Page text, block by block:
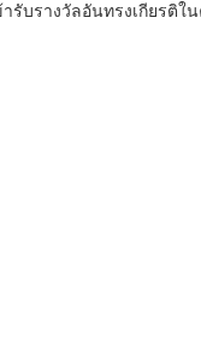
รับรางวัลอันทรงเกียรติใ